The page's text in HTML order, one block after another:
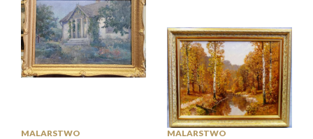
MALARSTWO MALARSTWO